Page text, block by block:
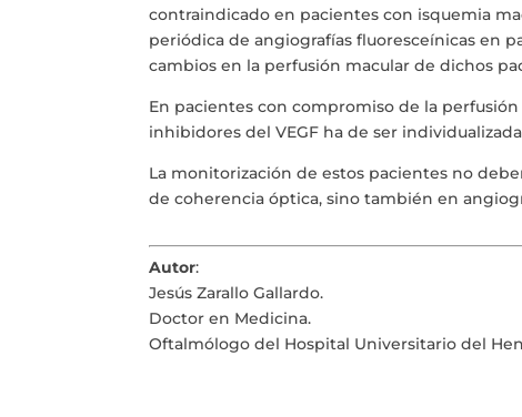
contraindicado en pacientes con isquemia
periódica de angiografías fluoresceínicas en
cambios en la perfusión macular de dichos
En pacientes con compromiso de la
inhibidores del VEGF ha de ser
La monitorización de estos pacientes no
de coherencia óptica, sino también en
Autor:
Jesús Zarallo Gallardo.
Doctor en Medicina.
Oftalmólogo del Hospital Universitario del